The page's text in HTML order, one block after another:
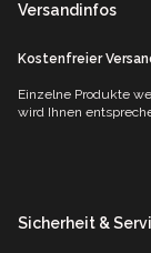
Versandinfos
Kostenfreier
Einzelne Produkte
wird Ihnen
Sicherheit &